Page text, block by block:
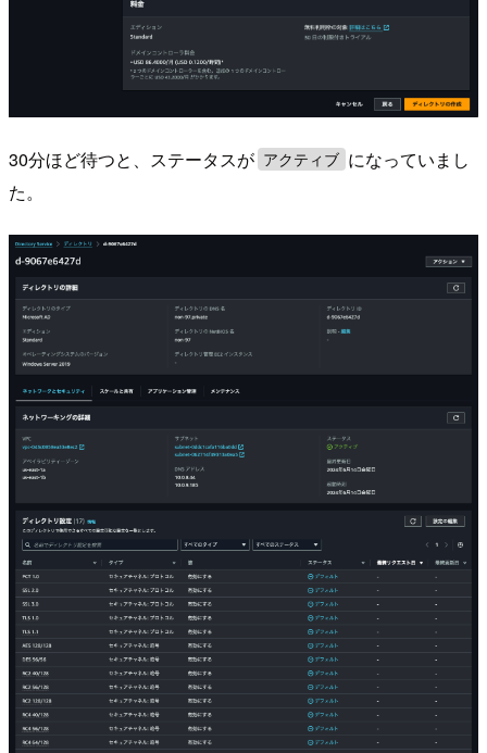
30分ほど待つと、ステータスが アクティブ になっていまし
た。